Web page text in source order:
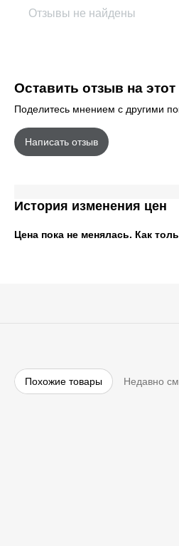
Отзывы не найдены
Оставить отзыв на этот
Поделитесь мнением с другими
Написать отзыв
История изменения цен
Цена пока не менялась. Как
Похожие товары Недавно